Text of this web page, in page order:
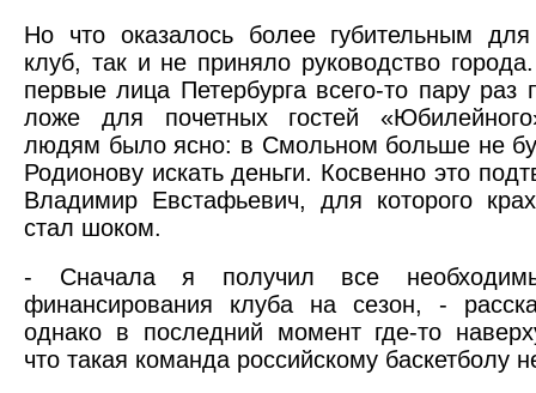
Но что оказалось более губительным
клуб, так и не приняло руководство
первые лица Петербурга всего-то пару раз
ложе для почетных гостей
людям было ясно: в Смольном больше не
Родионову искать деньги. Косвенно это
Владимир Евстафьевич, для которого
стал шоком.
- Сначала я получил все
финансирования клуба на сезон, -
однако в последний момент где-то
что такая команда российскому баскетболу